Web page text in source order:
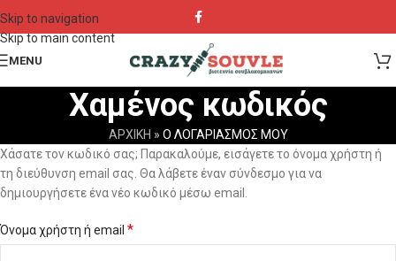
Skip to navigation
Skip to main content
MENU
Χαμένος κωδικός
ΑΡΧΙΚΗ » Ο ΛΟΓΑΡΙΑΣΜΟΣ ΜΟΥ
Χάσατε τον κωδικό σας; Παρακαλούμε, εισάγετε το όνομα χρήστη ή
τη διεύθυνση email σας. Θα λάβετε έναν σύνδεσμο για να
δημιουργήσετε ένα νέο κωδικό μέσω email.
Όνομα χρήστη ή email *